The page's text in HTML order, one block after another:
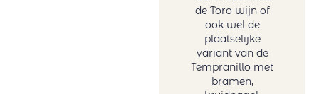
de Toro wijn of
ook wel de
plaatselijke
variant van de
Tempranillo met
bramen,